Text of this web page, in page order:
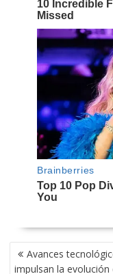
NAVEGACIÓN
DE Avances
impulsan la evolución